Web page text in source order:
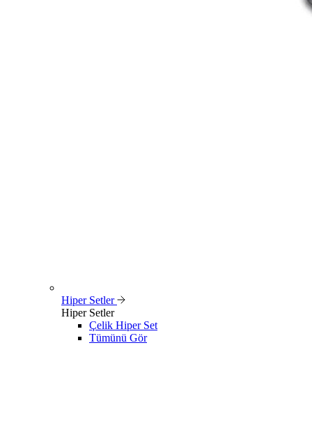
Hiper Setler
Hiper Setler
Çelik Hiper Set
Tümünü Gör